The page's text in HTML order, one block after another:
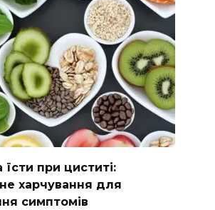
при циститі:
харчування для
симптомів